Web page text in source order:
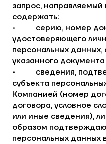
запрос,
содержать:
• серию, номер
удостоверяющего
персональных
указанного
• сведения,
субъекта
Компанией (номер
договора, условное
или иные сведения),
образом
персональных данных